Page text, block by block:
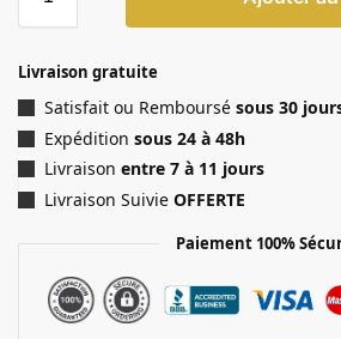
Livraison gratuite
Satisfait ou Remboursé sous 30
Expédition sous 24 à 48h
Livraison entre 7 à 11 jours
Livraison Suivie OFFERTE
Paiement 100%